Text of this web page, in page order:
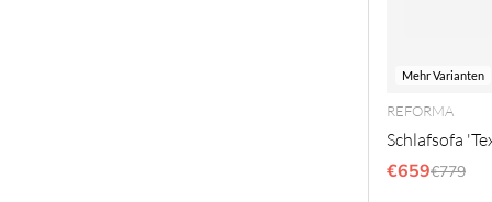
Mehr Varianten
REFORMA
Schlafsofa
€659€779